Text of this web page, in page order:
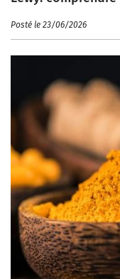
Posté le 23/06/2026